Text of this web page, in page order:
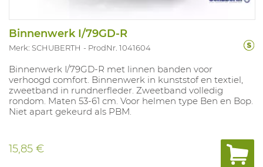
Binnenwerk I/79GD-R
Merk: SCHUBERTH ProdNr. 1041604
Binnenwerk I/79GD-R met linnen banden voor
verhoogd comfort. Binnenwerk in kunststof en textiel,
zweetband in rundnerfleder. Zweetband volledig
rondom. Maten 53-61 cm. Voor helmen type Ben en Bop.
Niet apart gekeurd als PBM.
15,85 €